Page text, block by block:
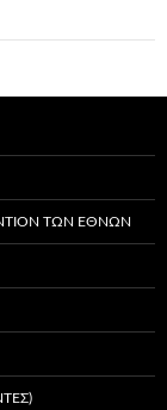
ΤΩΝ ΕΘΝΏΝ